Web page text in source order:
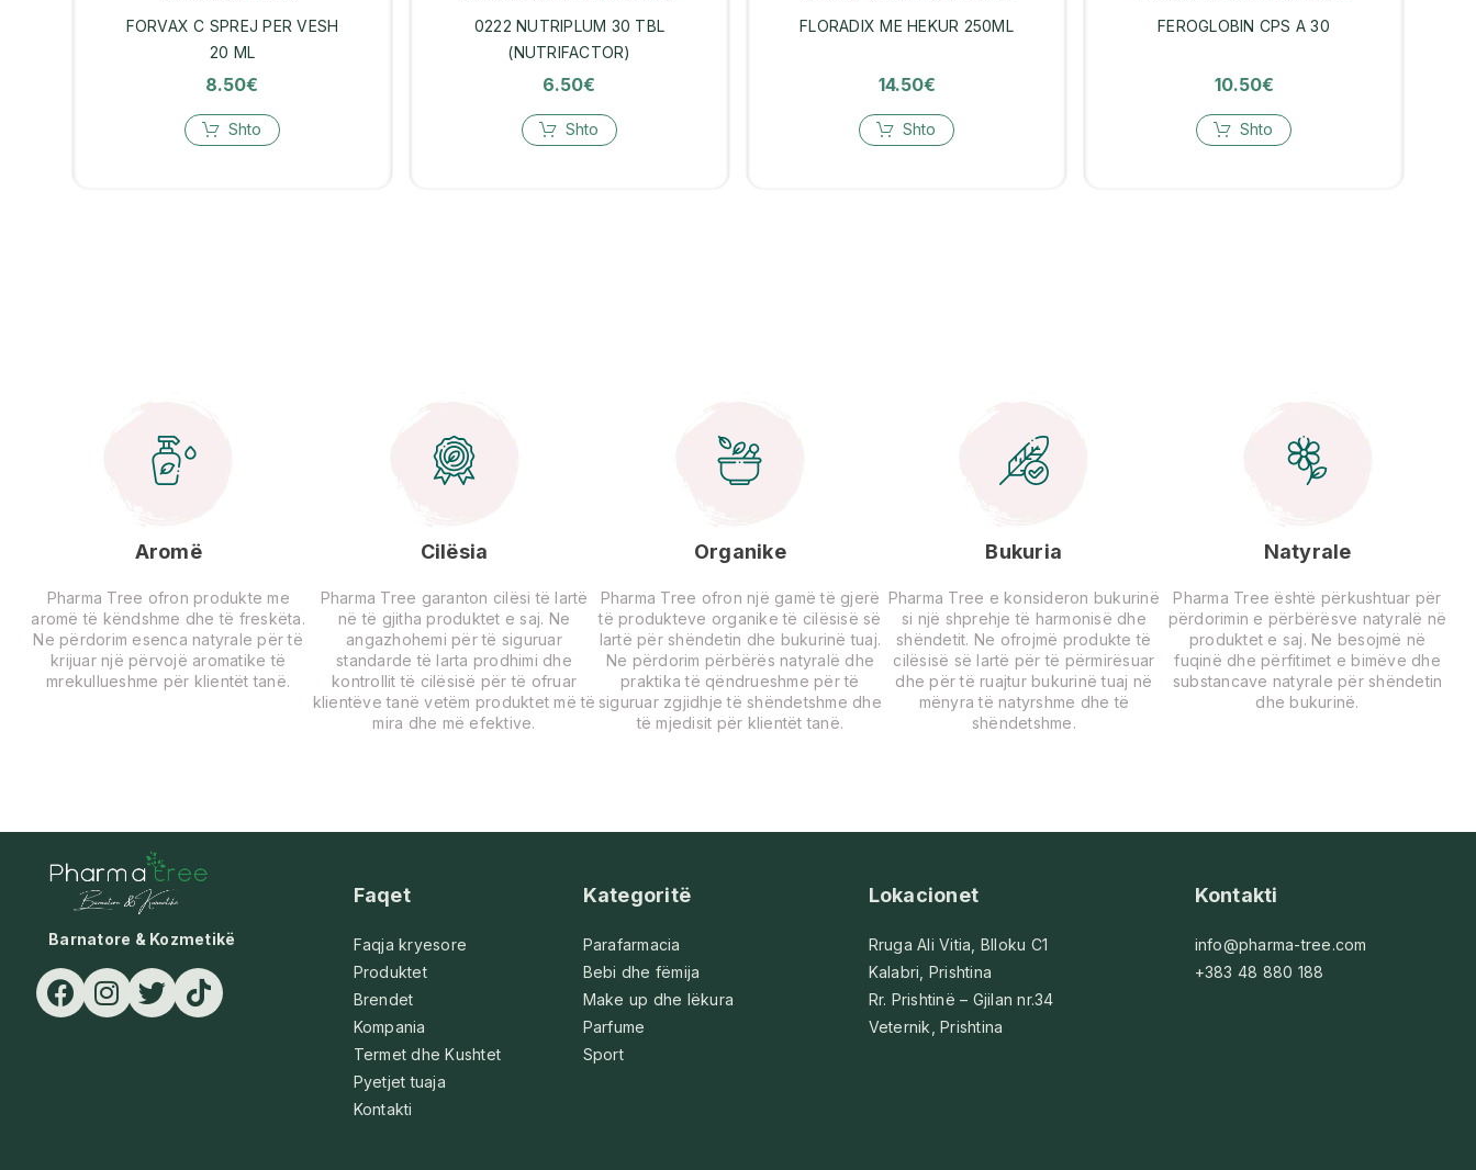
FORVAX C SPREJ PER VESH
20 ML
8.50€
Shto
0222 NUTRIPLUM 30 TBL
(NUTRIFACTOR)
6.50€
Shto
FLORADIX ME HEKUR 250ML
14.50€
Shto
FEROGLOBIN CPS A 30
10.50€
Shto
Aromë
Pharma Tree ofron produkte me
aromë të këndshme dhe të freskëta.
Ne përdorim esenca natyrale për të
krijuar një përvojë aromatike të
mrekullueshme për klientët tanë.
Cilësia
Pharma Tree garanton cilësi të lartë
në të gjitha produktet e saj. Ne
angazhohemi për të siguruar
standarde të larta prodhimi dhe
kontrollit të cilësisë për të ofruar
klientëve tanë vetëm produktet më të
mira dhe më efektive.
Organike
Pharma Tree ofron një gamë të gjerë
të produkteve organike të cilësisë së
lartë për shëndetin dhe bukurinë tuaj.
Ne përdorim përbërës natyralë dhe
praktika të qëndrueshme për të
siguruar zgjidhje të shëndetshme dhe
të mjedisit për klientët tanë.
Bukuria
Pharma Tree e konsideron bukurinë
si një shprehje të harmonisë dhe
shëndetit. Ne ofrojmë produkte të
cilësisë së lartë për të përmirësuar
dhe për të ruajtur bukurinë tuaj në
mënyra të natyrshme dhe të
shëndetshme.
Natyrale
Pharma Tree është përkushtuar për
përdorimin e përbërësve natyralë në
produktet e saj. Ne besojmë në
fuqinë dhe përfitimet e bimëve dhe
substancave natyrale për shëndetin
dhe bukurinë.
Barnatore & Kozmetikë
Faqet
Faqja kryesore
Produktet
Brendet
Kompania
Termet dhe Kushtet
Pyetjet tuaja
Kontakti
Kategoritë
Parafarmacia
Bebi dhe fëmija
Make up dhe lëkura
Parfume
Sport
Lokacionet
Rruga Ali Vitia, Blloku C1
Kalabri, Prishtina
Rr. Prishtinë – Gjilan nr.34
Veternik, Prishtina
Kontakti
info@pharma-tree.com
+383 48 880 188